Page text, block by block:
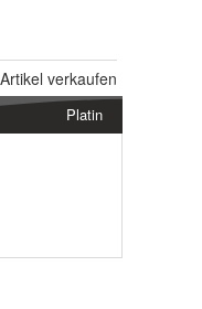
Artikel verkaufen
Platin